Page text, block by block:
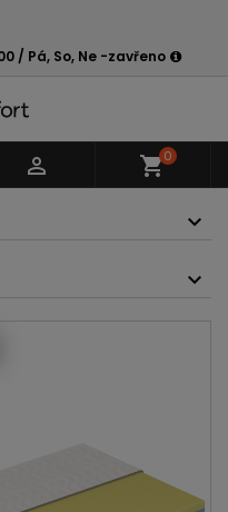
/ Pá, So, Ne -zavřeno
 shopping_cart0